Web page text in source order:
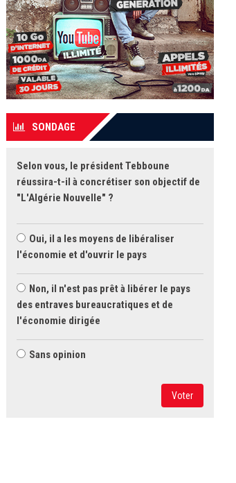
SONDAGE
Selon vous, le président Tebboune
réussira-t-il à concrétiser son objectif de
"L'Algérie Nouvelle" ?
Oui, il a les moyens de libéraliser
l'économie et d'ouvrir le pays
Non, il n'est pas prêt à libérer le pays
des entraves bureaucratiques et de
l'économie dirigée
Sans opinion
Voter